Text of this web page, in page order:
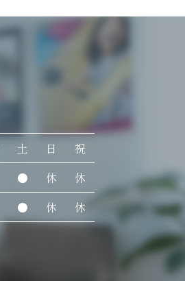
土 日
祝
● 休
休
● 休 休